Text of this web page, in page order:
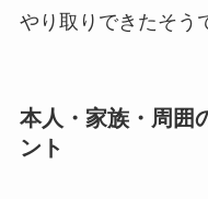
やり取りできたそう
本人・家族・周囲
ント